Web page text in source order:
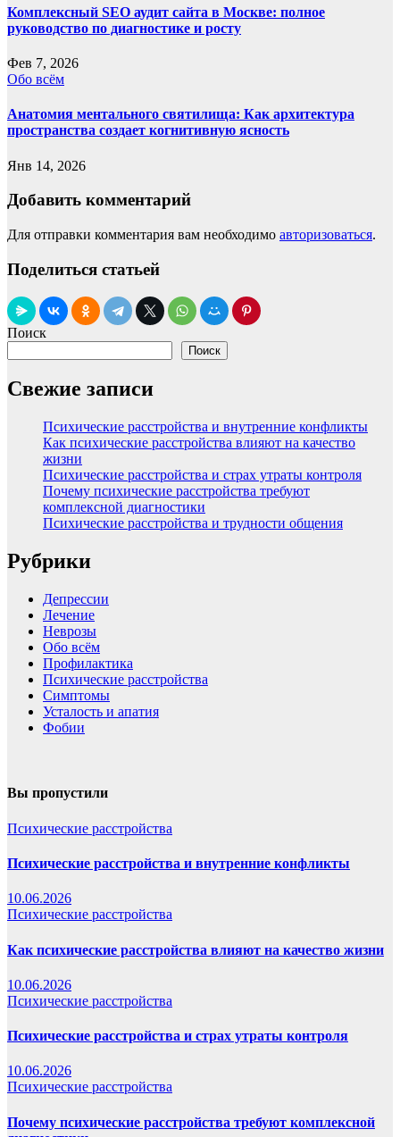
Комплексный SEO аудит сайта в Москве: полное
руководство по диагностике и росту
Фев 7, 2026
Обо всём
Анатомия ментального святилища: Как архитектура
пространства создает когнитивную ясность
Янв 14, 2026
Добавить комментарий
Для отправки комментария вам необходимо авторизоваться.
Поделиться статьей
Поиск
Поиск
Свежие записи
Психические расстройства и внутренние конфликты
Как психические расстройства влияют на качество
жизни
Психические расстройства и страх утраты контроля
Почему психические расстройства требуют
комплексной диагностики
Психические расстройства и трудности общения
Рубрики
Депрессии
Лечение
Неврозы
Обо всём
Профилактика
Психические расстройства
Симптомы
Усталость и апатия
Фобии
Вы пропустили
Психические расстройства
Психические расстройства и внутренние конфликты
10.06.2026
Психические расстройства
Как психические расстройства влияют на качество жизни
10.06.2026
Психические расстройства
Психические расстройства и страх утраты контроля
10.06.2026
Психические расстройства
Почему психические расстройства требуют комплексной